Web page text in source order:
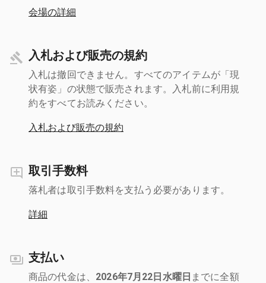
会場の詳細
入札および販売の規約
入札は撤回できません。すべてのアイテムが「現
状有姿」の状態で販売されます。入札前に利用規
約をすべてお読みください。
入札および販売の規約
取引手数料
落札者は取引手数料を支払う必要があります。
詳細
支払い
商品の代金は、 2026年7月22日水曜日 までに全額